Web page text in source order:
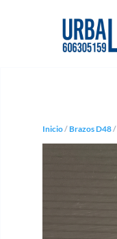
Inicio/Brazos D48/